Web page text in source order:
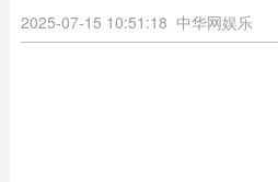
2025-07-15 10:51:18 中华网娱乐